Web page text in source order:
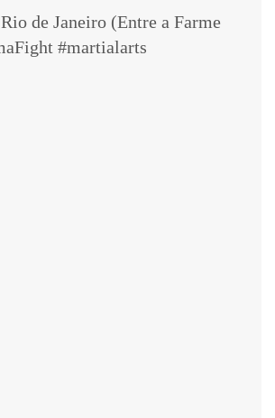
de Janeiro (Entre a Farme
#martialarts